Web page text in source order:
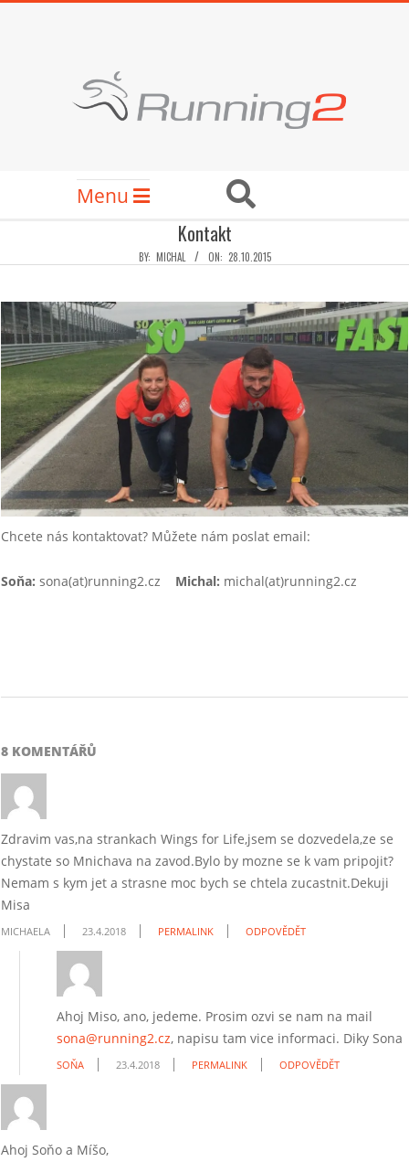
Secondary
Navigation
Menu Search
Kontakt
BY: MICHAL ON: 28.10.2015
Chcete nás kontaktovat? Můžete nám poslat email:
Soňa: sona(at)running2.cz Michal: michal(at)running2.cz
28
8 KOMENTÁŘŮ
Zdravim vas,na strankach Wings for Life,jsem se dozvedela,ze se
chystate so Mnichava na zavod.Bylo by mozne se k vam pripojit?
Nemam s kym jet a strasne moc bych se chtela zucastnit.Dekuji
Misa
MICHAELA 23.4.2018 PERMALINK ODPOVĚDĚT
Ahoj Miso, ano, jedeme. Prosim ozvi se nam na mail
sona@running2.cz, napisu tam vice informaci. Diky Sona
SOŇA 23.4.2018 PERMALINK ODPOVĚDĚT
Ahoj Soňo a Míšo,